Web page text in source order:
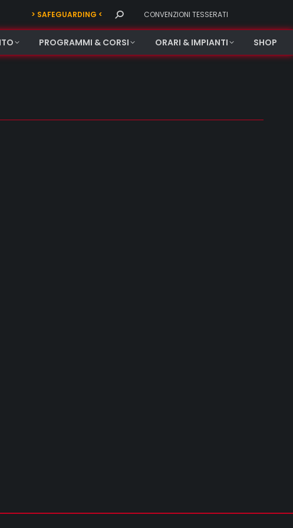
> SAFEGUARDING < Search: CONVENZIONI TESSERATI
PROGRAMMI & CORSI ORARI & IMPIANTI SHOP